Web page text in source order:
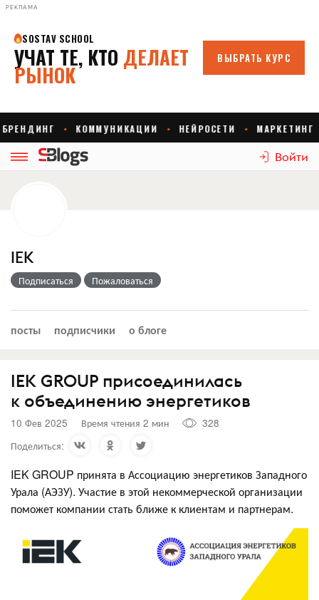
РЕКЛАМА
Войти
IEK
Подписаться Пожаловаться
посты подписчики о блоге
IEK GROUP присоединилась
к объединению энергетиков
10 Фев 2025 Время чтения 2 мин
328
Поделиться:
IEK GROUP принята в Ассоциацию энергетиков Западного
Урала (АЭЗУ). Участие в этой некоммерческой организации
поможет компании стать ближе к клиентам и партнерам.